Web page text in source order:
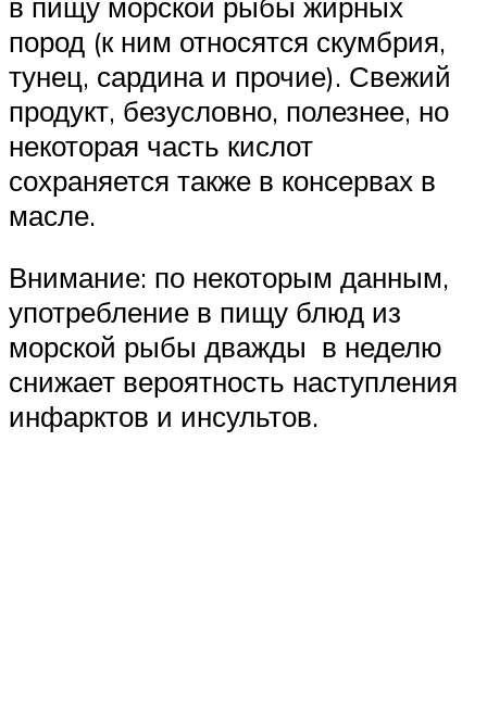
пород (к ним относятся скумбрия,
тунец, сардина и прочие). Свежий
продукт, безусловно, полезнее, но
некоторая часть кислот
сохраняется также в консервах в
масле.
Внимание: по некоторым данным,
употребление в пищу блюд из
морской рыбы дважды в неделю
снижает вероятность наступления
инфарктов и инсультов.